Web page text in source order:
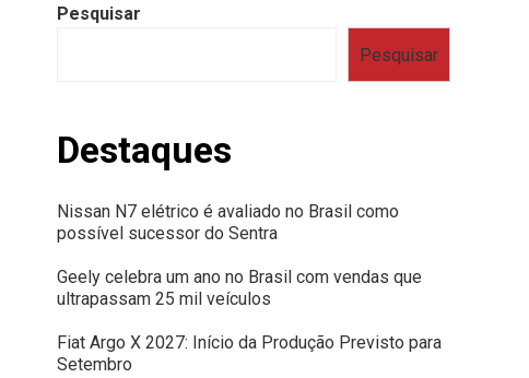
Pesquisar
Pesquisar
Destaques
Nissan N7 elétrico é avaliado no Brasil como
possível sucessor do Sentra
Geely celebra um ano no Brasil com vendas que
ultrapassam 25 mil veículos
Fiat Argo X 2027: Início da Produção Previsto para
Setembro